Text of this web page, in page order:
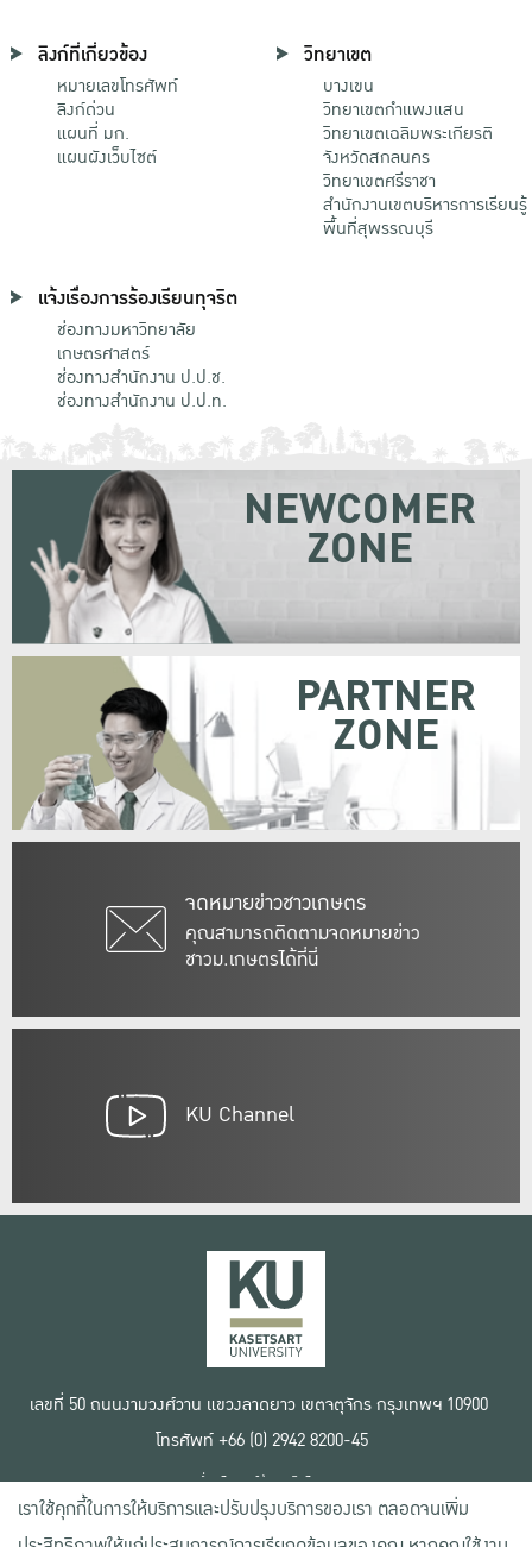
ลิงก์ที่เกี่ยวข้อง
หมายเลขโทรศัพท์
ลิงก์ด่วน
แผนที่ มก.
แผนผังเว็บไซต์
วิทยาเขต
บางเขน
วิทยาเขตกําแพงแสน
วิทยาเขตเฉลิมพระเกียรติ
จังหวัดสกลนคร
วิทยาเขตศรีราชา
สำนักงานเขตบริหารการเรียนรู้
พื้นที่สุพรรณบุรี
แจ้งเรื่องการร้องเรียนทุจริต
ช่องทางมหาวิทยาลัย
เกษตรศาสตร์
ช่องทางสำนักงาน ป.ป.ช.
ช่องทางสำนักงาน ป.ป.ท.
จดหมายข่าวชาวเกษตร
คุณสามารถติดตามจดหมายข่าว
ชาวม.เกษตรได้ที่นี่
NEWCOMER
ZONE
PARTNER
ZONE
KU Channel
เลขที่ 50 ถนนงามวงศ์วาน แขวงลาดยาว เขตจตุจักร กรุงเทพฯ 10900
โทรศัพท์ +66 (0) 2942 8200-45
เงื่อนไขการใช้งานเว็บไซต์
ข้อตกลงด้านสิทธิ์ใช้งาน
นโยบายความเป็นส่วนตัว
เราใช้คุกกี้ในการให้บริการและปรับปรุงบริการของเรา ตลอดจนเพิ่ม